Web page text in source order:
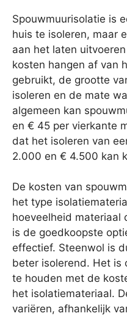
Spouwmuurisolatie is
huis te isoleren, maar
aan het laten
kosten hangen af van
gebruikt, de grootte
isoleren en de mate
algemeen kan
en € 45 per vierkante
dat het isoleren van
2.000 en € 4.500 kan
De kosten van
het type
hoeveelheid materiaal
is de goedkoopste
effectief. Steenwol is
beter isolerend. Het is
te houden met de
het isolatiemateriaal.
variëren, afhankelijk